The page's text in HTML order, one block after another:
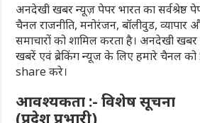
अनदेखी खबर न्यूज़ पेपर भारत का
चैनल राजनीति, मनोरंजन, बॉलीवुड,
समाचारों को शामिल करता है। अनदेखी
खबरें एवं ब्रेकिंग न्यूज के लिए हमारे चैनल
share करे।
आवश्यकता :- विशेष सूचना
(प्रदेश प्रभारी)